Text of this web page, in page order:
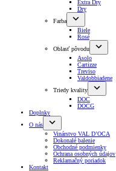
Extra Dry
Dry
Farba
Biele
Rosé
Oblasť pôvodu
Asolo
Cartizze
Treviso
Valdobbiadene
Triedy kvality
DOC
DOCG
Doplnky
O nás
Vinárstvo VAL D’OCA
Dokonalé balenie
Obchodné podmienky
Ochrana osobných údajov
Reklamačný poriadok
Kontakt